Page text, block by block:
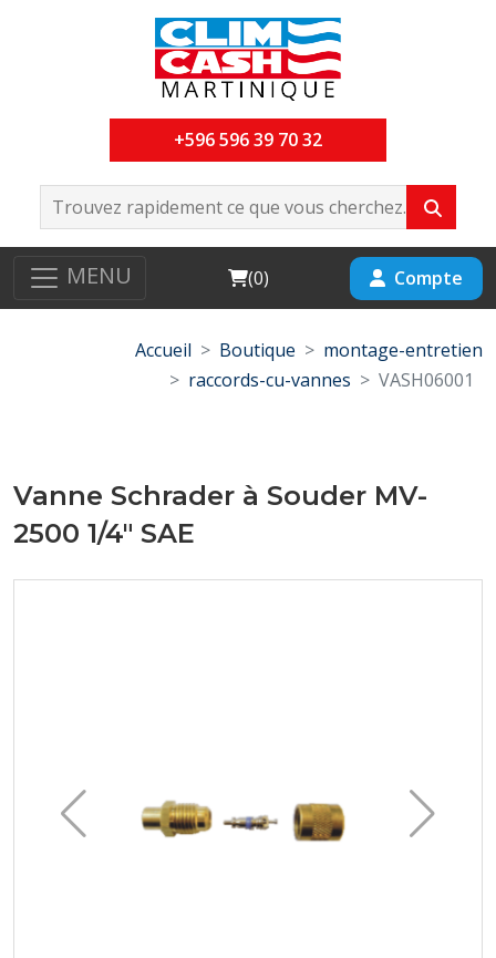
+596 596 39 70 32
MENU Cart
(0) Compte
Accueil Boutique
montage-entretien
raccords-cu-vannes
VASH06001
Vanne Schrader à Souder MV-
2500 1/4" SAE